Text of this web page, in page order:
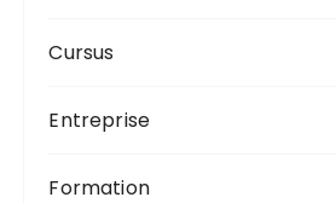
Cursus
Entreprise
Formation